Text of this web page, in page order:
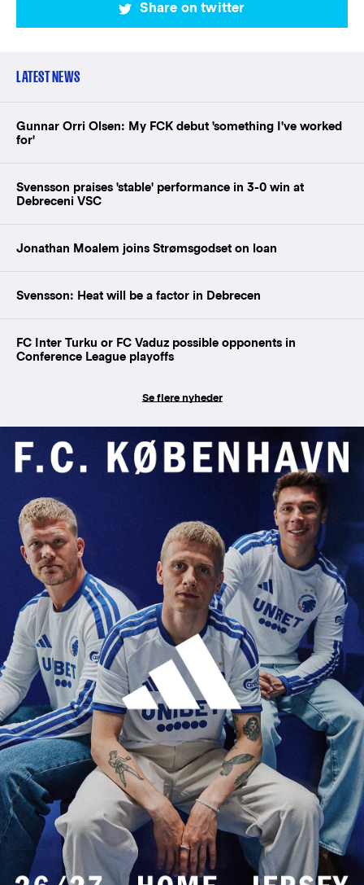
Share on twitter
LATEST NEWS
Gunnar Orri Olsen: My FCK debut 'something I've worked
for'
Svensson praises 'stable' performance in 3-0 win at
Debreceni VSC
Jonathan Moalem joins Strømsgodset on loan
Svensson: Heat will be a factor in Debrecen
FC Inter Turku or FC Vaduz possible opponents in
Conference League playoffs
Se flere nyheder